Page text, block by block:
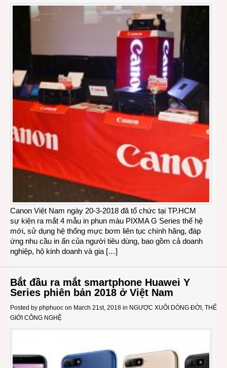
Canon Việt Nam ngày 20-3-2018 đã tổ chức tại TP.HCM
sự kiện ra mắt 4 mẫu in phun màu PIXMA G Series thế hệ
mới, sử dụng hệ thống mực bơm liên tục chính hãng, đáp
ứng nhu cầu in ấn của người tiêu dùng, bao gồm cả doanh
nghiệp, hộ kinh doanh và gia […]
Bắt đầu ra mắt smartphone Huawei Y
Series phiên bản 2018 ở Việt Nam
Posted by phphuoc on March 21st, 2018 in NGƯỢC XUÔI DÒNG ĐỜI THẾ
GIỚI CÔNG NGHỆ